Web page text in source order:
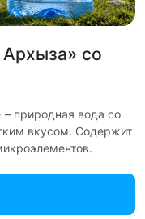
Кабинет Сравнение
на
со
природная вода со
вкусом. Содержит